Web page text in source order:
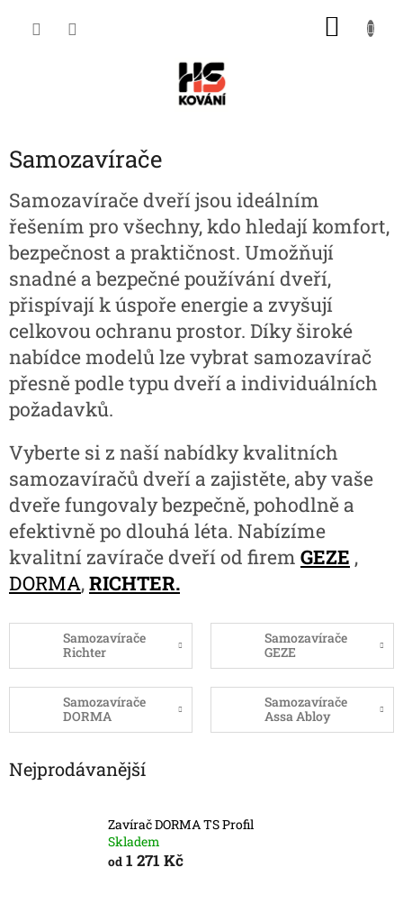
Samozavírače
Samozavírače dveří jsou ideálním
řešením pro všechny, kdo hledají komfort,
bezpečnost a praktičnost. Umožňují
snadné a bezpečné používání dveří,
přispívají k úspoře energie a zvyšují
celkovou ochranu prostor. Díky široké
nabídce modelů lze vybrat samozavírač
přesně podle typu dveří a individuálních
požadavků.
Vyberte si z naší nabídky kvalitních
samozavíračů dveří a zajistěte, aby vaše
dveře fungovaly bezpečně, pohodlně a
efektivně po dlouhá léta. Nabízíme
kvalitní zavírače dveří od firem GEZE ,
DORMA,RICHTER.
Samozavírače
Richter
Samozavírače
GEZE
Samozavírače
DORMA
Samozavírače
Assa Abloy
Nejprodávanější
Zavírač DORMA TS Profil
Skladem
od 1 271 Kč